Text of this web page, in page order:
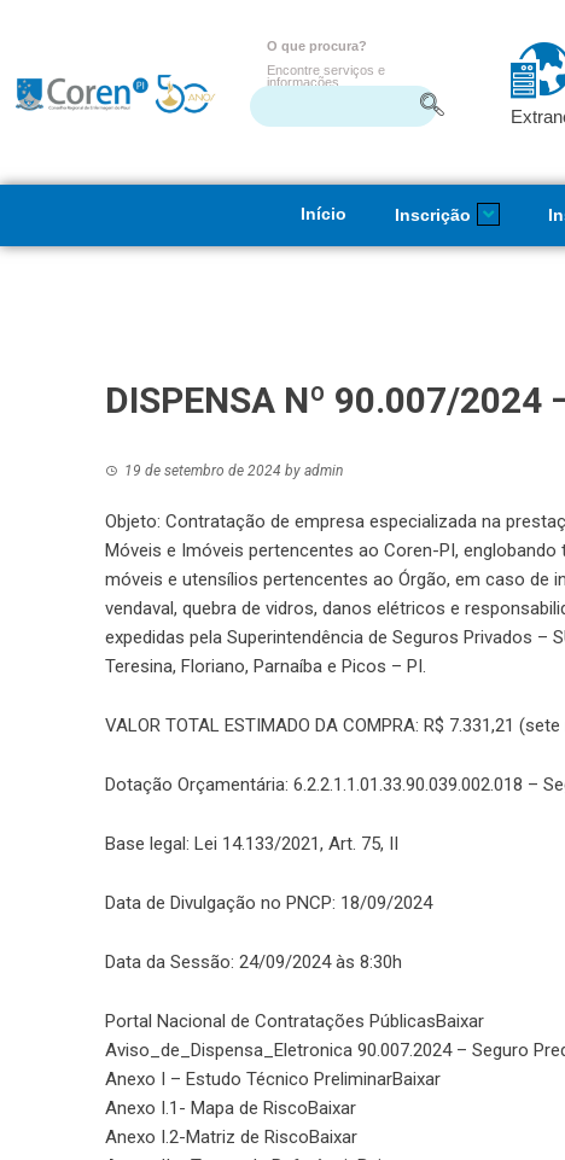
O que procura?
Encontre serviços e
informações
Início Inscrição
DISPENSA Nº 90.007/2024
19 de setembro de 2024 by admin
Objeto: Contratação de empresa especializada na
Móveis e Imóveis pertencentes ao Coren-PI,
móveis e utensílios pertencentes ao Órgão, em caso de
vendaval, quebra de vidros, danos elétricos e
expedidas pela Superintendência de Seguros Privados –
Teresina, Floriano, Parnaíba e Picos – PI.
VALOR TOTAL ESTIMADO DA COMPRA: R$ 7.331,21
Dotação Orçamentária: 6.2.2.1.1.01.33.90.039.002.018 –
Base legal: Lei 14.133/2021, Art. 75, II
Data de Divulgação no PNCP: 18/09/2024
Data da Sessão: 24/09/2024 às 8:30h
Portal Nacional de Contratações PúblicasBaixar
Aviso_de_Dispensa_Eletronica 90.007.2024 – Seguro
Anexo I – Estudo Técnico PreliminarBaixar
Anexo I.1- Mapa de RiscoBaixar
Anexo I.2-Matriz de RiscoBaixar